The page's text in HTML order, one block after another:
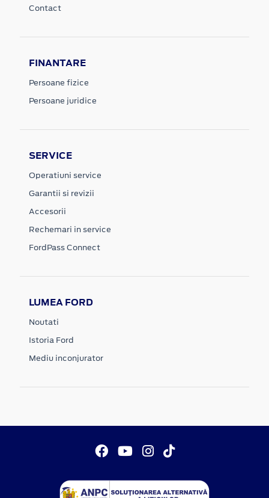
Contact
FINANTARE
Persoane fizice
Persoane juridice
SERVICE
Operatiuni service
Garantii si revizii
Accesorii
Rechemari in service
FordPass Connect
LUMEA FORD
Noutati
Istoria Ford
Mediu inconjurator